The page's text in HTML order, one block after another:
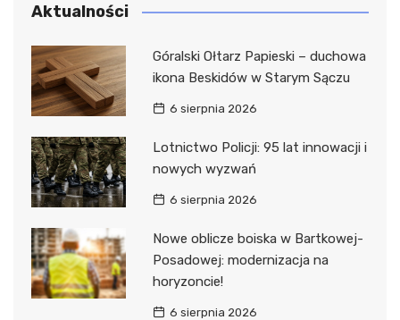
Aktualności
Góralski Ołtarz Papieski – duchowa
ikona Beskidów w Starym Sączu
6 sierpnia 2026
Lotnictwo Policji: 95 lat innowacji i
nowych wyzwań
6 sierpnia 2026
Nowe oblicze boiska w Bartkowej-
Posadowej: modernizacja na
horyzoncie!
6 sierpnia 2026